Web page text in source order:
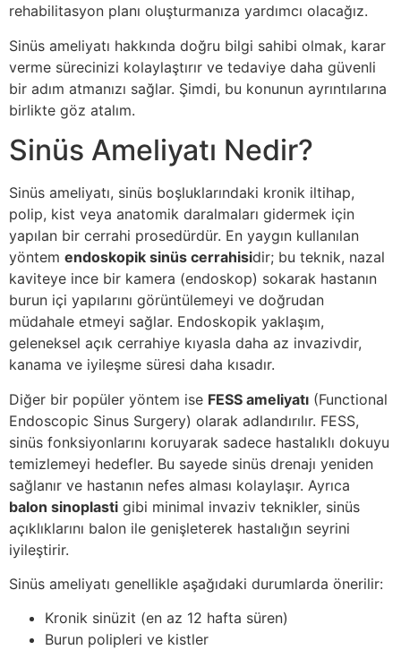
rehabilitasyon planı oluşturmanıza yardımcı olacağız.
Sinüs ameliyatı hakkında doğru bilgi sahibi olmak, karar
verme sürecinizi kolaylaştırır ve tedaviye daha güvenli
bir adım atmanızı sağlar. Şimdi, bu konunun ayrıntılarına
birlikte göz atalım.
Sinüs Ameliyatı Nedir?
Sinüs ameliyatı, sinüs boşluklarındaki kronik iltihap,
polip, kist veya anatomik daralmaları gidermek için
yapılan bir cerrahi prosedürdür. En yaygın kullanılan
yöntem endoskopik sinüs cerrahisidir; bu teknik, nazal
kaviteye ince bir kamera (endoskop) sokarak hastanın
burun içi yapılarını görüntülemeyi ve doğrudan
müdahale etmeyi sağlar. Endoskopik yaklaşım,
geleneksel açık cerrahiye kıyasla daha az invazivdir,
kanama ve iyileşme süresi daha kısadır.
Diğer bir popüler yöntem ise FESS ameliyatı (Functional
Endoscopic Sinus Surgery) olarak adlandırılır. FESS,
sinüs fonksiyonlarını koruyarak sadece hastalıklı dokuyu
temizlemeyi hedefler. Bu sayede sinüs drenajı yeniden
sağlanır ve hastanın nefes alması kolaylaşır. Ayrıca
balon sinoplasti gibi minimal invaziv teknikler, sinüs
açıklıklarını balon ile genişleterek hastalığın seyrini
iyileştirir.
Sinüs ameliyatı genellikle aşağıdaki durumlarda önerilir:
Kronik sinüzit (en az 12 hafta süren)
Burun polipleri ve kistler